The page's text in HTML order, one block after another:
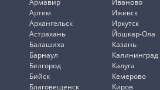
Армавир
Артем
Архангельск
Астрахань
Балашиха
Барнаул
Белгород
Бийск
Благовещенск
Иваново
Ижевск
Иркутск
Йошкар-Ола
Казань
Калининград
Калуга
Кемерово
Киров